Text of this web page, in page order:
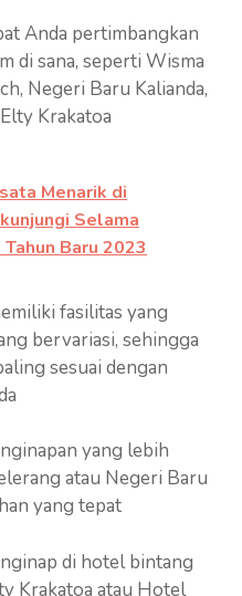
Anda pertimbangkan
di sana, seperti Wisma
Negeri Baru Kalianda,
Krakatoa
Menarik di
Selama
Baru 2023
fasilitas yang
bervariasi, sehingga
sesuai dengan
yang lebih
atau Negeri Baru
yang tepat
di hotel bintang
Krakatoa atau Hotel